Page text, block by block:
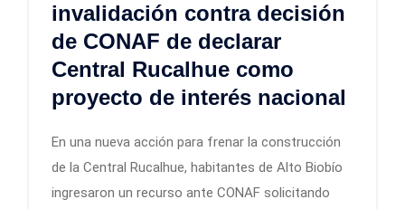
invalidación contra decisión
de CONAF de declarar
Central Rucalhue como
proyecto de interés nacional
En una nueva acción para frenar la construcción
de la Central Rucalhue, habitantes de Alto Biobío
ingresaron un recurso ante CONAF solicitando